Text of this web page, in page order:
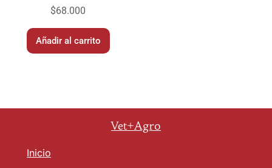
$68.000
Añadir al carrito
Vet+Agro
Inicio